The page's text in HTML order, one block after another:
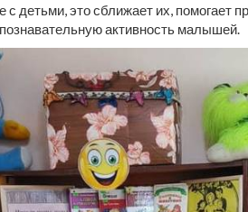
с детьми, это сближает их, помогает
активность малышей.